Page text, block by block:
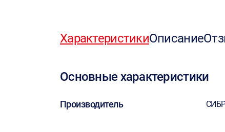
ХарактеристикиОписание
Основные характеристики
Производитель